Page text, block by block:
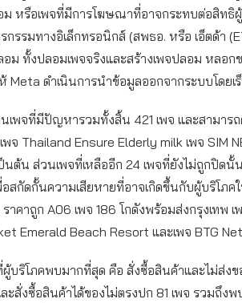
ม หรือเพจที่มีการโฆษณาที่อาจกระทบต่อสิทธิ
รรมทางอิเล็กทรอนิกส์ (สพธอ. หรือ เอ็ตด้า
ทั้งปลอมเพจจริงและสร้างเพจปลอม หลอ
ห้ Meta ดำเนินการนำข้อมูลออกจากระบบโดยเ
เพจที่มีปัญหารวมทั้งสิ้น 421 เพจ และสามาร
พจ Thailand Ensure Elderly milk เพจ SIM
นต้น ส่วนเพจที่เหลืออีก 24 เพจที่ยังไม่ถูกปิดนั้
สกัดกั้นความเสียหายที่อาจเกิดขึ้นกับผู้บริโภค
าคาถูก A06 เพจ 186 โกดังพร้อมส่งกรุงเทพ เ
Emerald Beach Resort และเพจ BTG
โภคพบมากที่สุด คือ สั่งซื้อสินค้าและไม่ส่งข
ละสั่งซื้อสินค้าได้ของไม่ตรงปก 81 เพจ รวมถึ